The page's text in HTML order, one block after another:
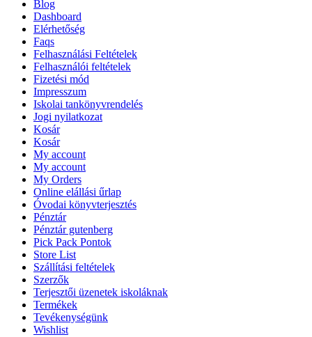
Blog
Dashboard
Elérhetőség
Faqs
Felhasználási Feltételek
Felhasználói feltételek
Fizetési mód
Impresszum
Iskolai tankönyvrendelés
Jogi nyilatkozat
Kosár
Kosár
My account
My account
My Orders
Online elállási űrlap
Óvodai könyvterjesztés
Pénztár
Pénztár gutenberg
Pick Pack Pontok
Store List
Szállítási feltételek
Szerzők
Terjesztői üzenetek iskoláknak
Termékek
Tevékenységünk
Wishlist